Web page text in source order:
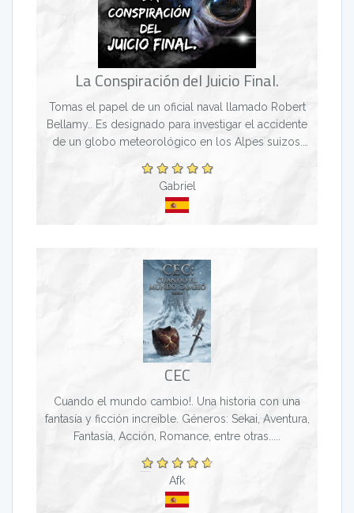
La Conspiración del Juicio Final.
Tomas el papel de un oficial naval llamado Robert
Bellamy.. Es designado para investigar el accidente
de un globo meteorológico en los Alpes suizos.
Gabriel
CEC
Cuando el mundo cambio!. Una historia con una
fantasía y ficción increíble. Géneros: Sekai, Aventura,
Fantasía, Acción, Romance, entre otras.....
Afk